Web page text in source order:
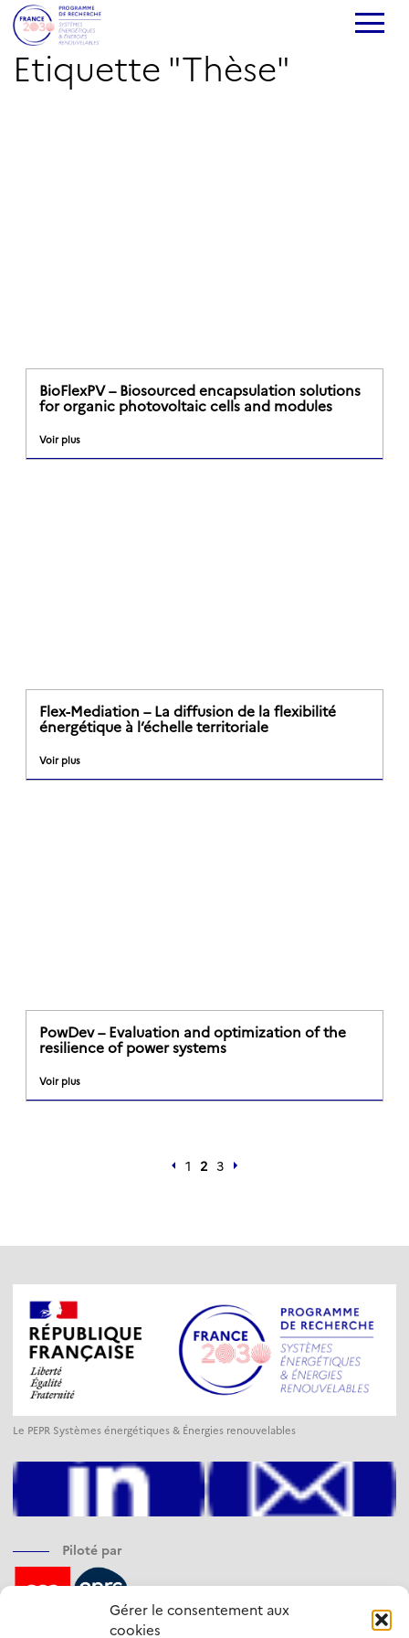
Gérer le consentement aux
cookies
Etiquette "Thèse"
BioFlexPV – Biosourced encapsulation solutions
for organic photovoltaic cells and modules
Voir plus
Flex-Mediation – La diffusion de la flexibilité
énergétique à l’échelle territoriale
Voir plus
PowDev – Evaluation and optimization of the
resilience of power systems
Voir plus
1 2 3
Le PEPR Systèmes énergétiques & Énergies renouvelables
Piloté par